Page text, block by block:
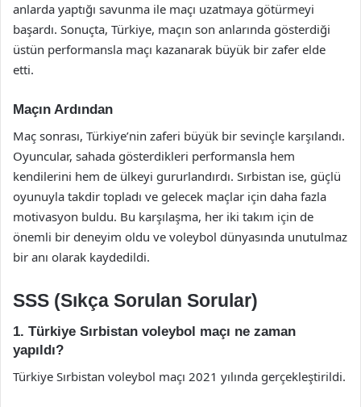
anlarda yaptığı savunma ile maçı uzatmaya götürmeyi
başardı. Sonuçta, Türkiye, maçın son anlarında gösterdiği
üstün performansla maçı kazanarak büyük bir zafer elde
etti.
Maçın Ardından
Maç sonrası, Türkiye’nin zaferi büyük bir sevinçle karşılandı.
Oyuncular, sahada gösterdikleri performansla hem
kendilerini hem de ülkeyi gururlandırdı. Sırbistan ise, güçlü
oyunuyla takdir topladı ve gelecek maçlar için daha fazla
motivasyon buldu. Bu karşılaşma, her iki takım için de
önemli bir deneyim oldu ve voleybol dünyasında unutulmaz
bir anı olarak kaydedildi.
SSS (Sıkça Sorulan Sorular)
1. Türkiye Sırbistan voleybol maçı ne zaman
yapıldı?
Türkiye Sırbistan voleybol maçı 2021 yılında gerçekleştirildi.